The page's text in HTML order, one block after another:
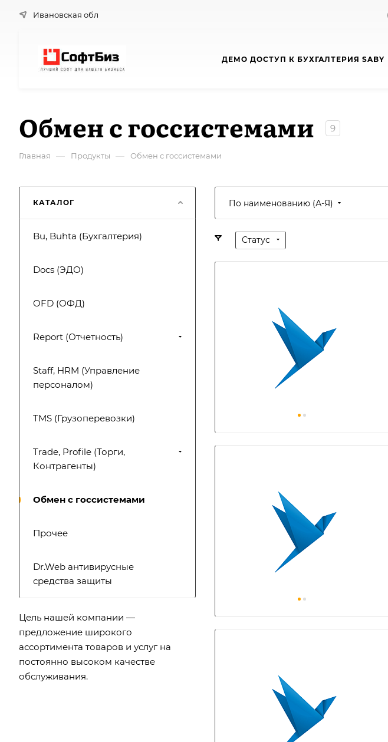
Ивановская обл
ДЕМО ДОСТУП К БУХГАЛТЕРИЯ SABY
Обмен с госсистемами 9
Главная — Продукты — Обмен с госсистемами
По наименованию (А-Я)
Статус
КАТАЛОГ
Bu, Buhta (Бухгалтерия)
Docs (ЭДО)
OFD (ОФД)
Report (Отчетность)
Staff, HRM (Управление
персоналом)
TMS (Грузоперевозки)
Trade, Profile (Торги,
Контрагенты)
Обмен с госсистемами
Прочее
Dr.Web антивирусные
средства защиты
Цель нашей компании —
предложение широкого
ассортимента товаров и услуг на
постоянно высоком качестве
обслуживания.